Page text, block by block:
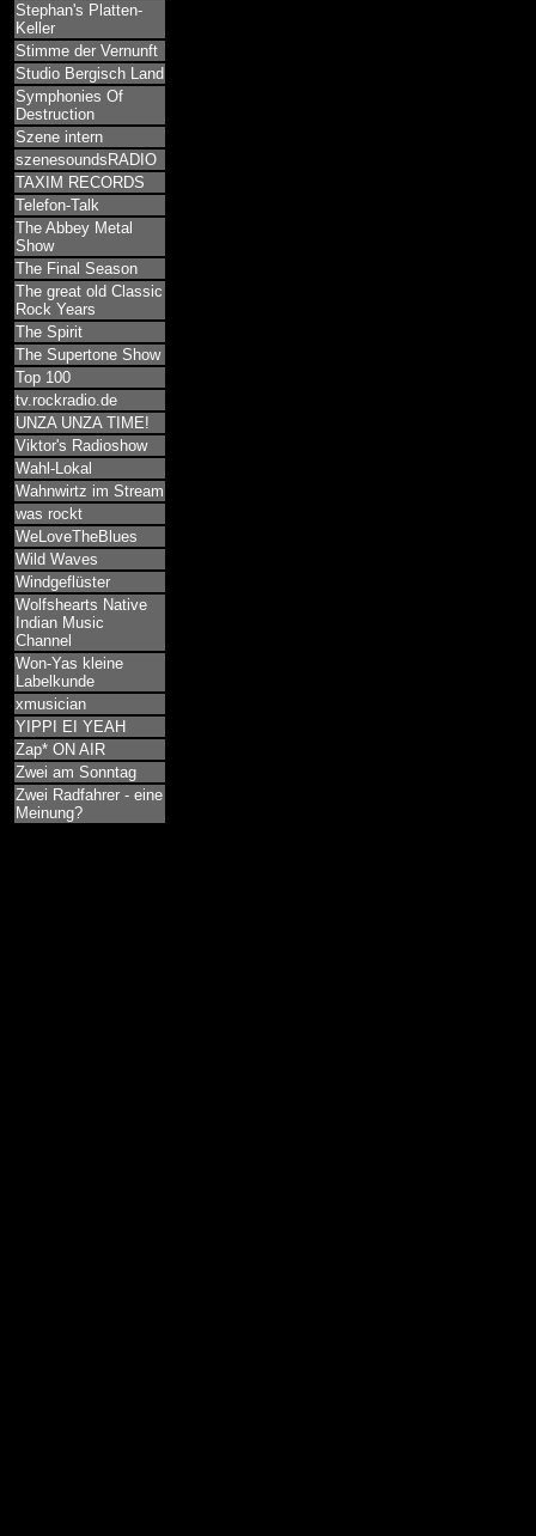
Stephan's Platten-
Keller
Stimme der Vernunft
Studio Bergisch Land
Symphonies Of
Destruction
Szene intern
szenesoundsRADIO
TAXIM RECORDS
Telefon-Talk
The Abbey Metal
Show
The Final Season
The great old Classic
Rock Years
The Spirit
The Supertone Show
Top 100
tv.rockradio.de
UNZA UNZA TIME!
Viktor's Radioshow
Wahl-Lokal
Wahnwirtz im Stream
was rockt
WeLoveTheBlues
Wild Waves
Windgeflüster
Wolfshearts Native
Indian Music
Channel
Won-Yas kleine
Labelkunde
xmusician
YIPPI EI YEAH
Zap* ON AIR
Zwei am Sonntag
Zwei Radfahrer - eine
Meinung?